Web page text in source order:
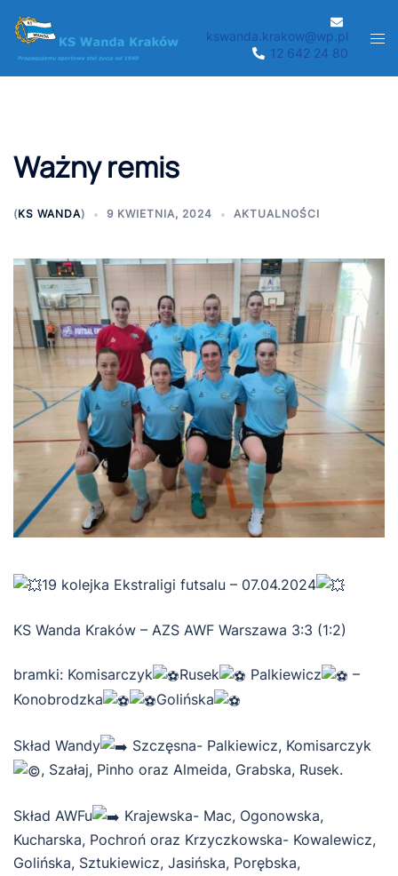
Przejdź
do
treści
kswanda.krakow@wp.pl
12 642 24 80
Ważny remis
(KS WANDA) 9 KWIETNIA, 2024 AKTUALNOŚCI
19 kolejka Ekstraligi futsalu – 07.04.2024
KS Wanda Kraków – AZS AWF Warszawa 3:3 (1:2)
bramki: Komisarczyk Rusek Palkiewicz
–
Konobrodzka
Golińska
Skład Wandy
Szczęsna- Palkiewicz, Komisarczyk
, Szałaj, Pinho oraz Almeida, Grabska, Rusek.
Skład AWFu
Krajewska- Mac, Ogonowska,
Kucharska, Pochroń oraz Krzyczkowska- Kowalewicz,
Golińska, Sztukiewicz, Jasińska, Porębska,